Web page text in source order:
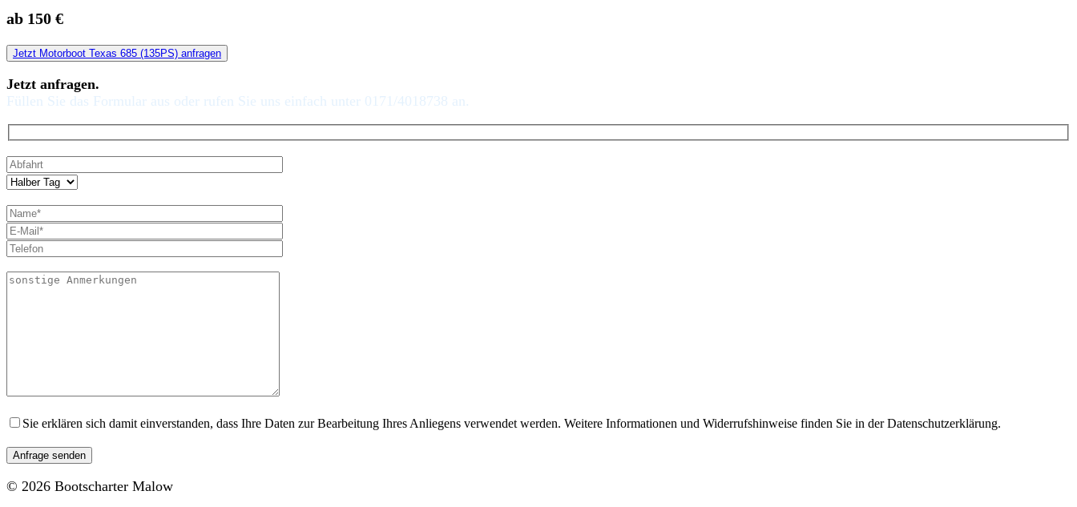
ab 150 €
Jetzt Motorboot Texas 685 (135PS) anfragen
Jetzt anfragen.
Füllen Sie das Formular aus oder rufen Sie uns einfach unter 0171/4018738 an.
Sie erklären sich damit einverstanden, dass Ihre Daten zur Bearbeitung Ihres Anliegens verwendet werden. Weitere Informationen und Widerrufshinweise finden Sie in der Datenschutzerklärung.
© 2026 Bootscharter Malow